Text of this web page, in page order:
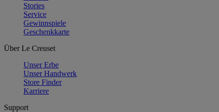
Stories
Service
Gewinnspiele
Geschenkkarte
Über Le Creuset
Unser Erbe
Unser Handwerk
Store Finder
Karriere
Support